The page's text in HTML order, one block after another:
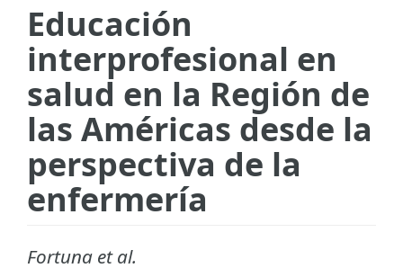
Educación
interprofesional en
salud en la Región de
las Américas desde la
perspectiva de la
enfermería
Fortuna et al.